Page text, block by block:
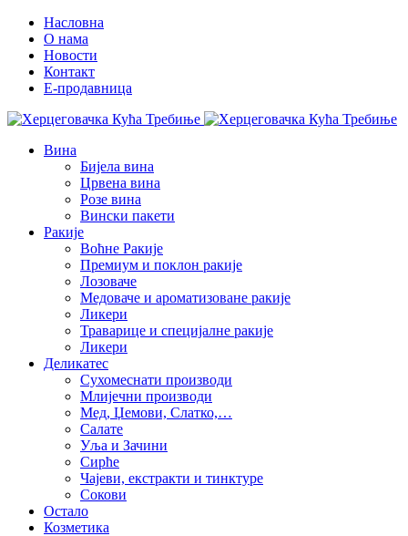
Насловна
О нама
Новости
Контакт
E-продавница
Вина
Бијела вина
Црвена вина
Розе вина
Вински пакети
Ракије
Воћне Ракије
Премиум и поклон ракије
Лозоваче
Медоваче и ароматизоване ракије
Ликери
Траварице и специјалне ракије
Ликери
Деликатес
Сухомеснати производи
Млијечни производи
Мед, Џемови, Слатко,…
Салате
Уља и Зачини
Сирће
Чајеви, екстракти и тинктуре
Сокови
Остало
Козметика